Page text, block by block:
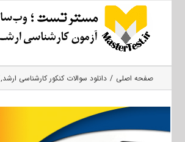
صفحه اصلی دانلود سوالات کنکور کارشناسی ارشد